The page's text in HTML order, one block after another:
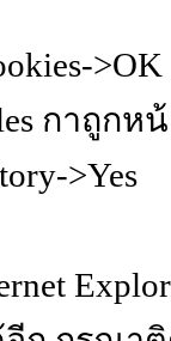
>OK
กาถูกหน้
>Yes